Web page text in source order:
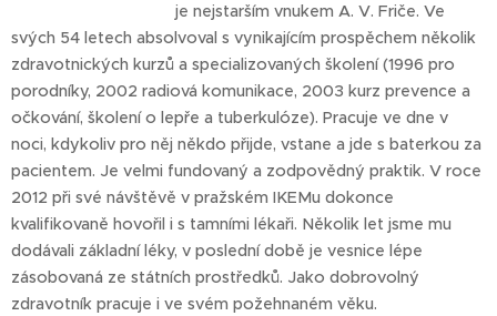
je nejstarším vnukem A. V. Friče. Ve
svých 54 letech absolvoval s vynikajícím prospěchem několik
zdravotnických kurzů a specializovaných školení (1996 pro
porodníky, 2002 radiová komunikace, 2003 kurz prevence a
očkování, školení o lepře a tuberkulóze). Pracuje ve dne v
noci, kdykoliv pro něj někdo přijde, vstane a jde s baterkou za
pacientem. Je velmi fundovaný a zodpovědný praktik. V roce
2012 při své návštěvě v pražském IKEMu dokonce
kvalifikovaně hovořil i s tamními lékaři. Několik let jsme mu
dodávali základní léky, v poslední době je vesnice lépe
zásobovaná ze státních prostředků. Jako dobrovolný
zdravotník pracuje i ve svém požehnaném věku.